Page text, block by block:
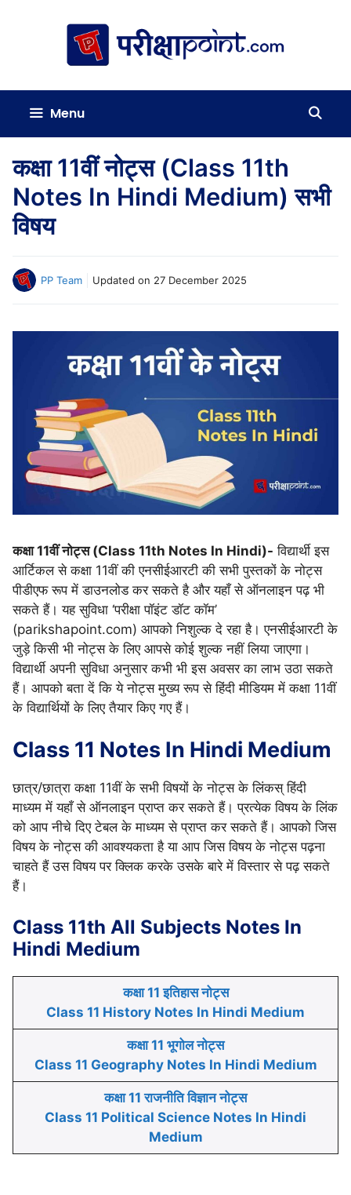
Menu
कक्षा 11वीं नोट्स (Class 11th
Notes In Hindi Medium) सभी
विषय
PP Team Updated on 27 December 2025
कक्षा 11वीं नोट्स (Class 11th Notes In Hindi)- विद्यार्थी इस
आर्टिकल से कक्षा 11वीं की एनसीईआरटी की सभी पुस्तकों के नोट्स
पीडीएफ रूप में डाउनलोड कर सकते है और यहाँ से ऑनलाइन पढ़ भी
सकते हैं। यह सुविधा ‘परीक्षा पॉइंट डॉट कॉम’
(parikshapoint.com) आपको निशुल्क दे रहा है। एनसीईआरटी के
जुड़े किसी भी नोट्स के लिए आपसे कोई शुल्क नहीं लिया जाएगा।
विद्यार्थी अपनी सुविधा अनुसार कभी भी इस अवसर का लाभ उठा सकते
हैं। आपको बता दें कि ये नोट्स मुख्य रूप से हिंदी मीडियम में कक्षा 11वीं
के विद्यार्थियों के लिए तैयार किए गए हैं।
Class 11 Notes In Hindi Medium
छात्र/छात्रा कक्षा 11वीं के सभी विषयों के नोट्स के लिंकस् हिंदी
माध्यम में यहाँ से ऑनलाइन प्राप्त कर सकते हैं। प्रत्येक विषय के लिंक
को आप नीचे दिए टेबल के माध्यम से प्राप्त कर सकते हैं। आपको जिस
विषय के नोट्स की आवश्यकता है या आप जिस विषय के नोट्स पढ़ना
चाहते हैं उस विषय पर क्लिक करके उसके बारे में विस्तार से पढ़ सकते
हैं।
Class 11th All Subjects Notes In
Hindi Medium
कक्षा 11 इतिहास नोट्स
Class 11 History Notes In Hindi Medium
कक्षा 11 भूगोल नोट्स
Class 11 Geography Notes In Hindi Medium
कक्षा 11 राजनीति विज्ञान नोट्स
Class 11 Political Science Notes In Hindi
Medium